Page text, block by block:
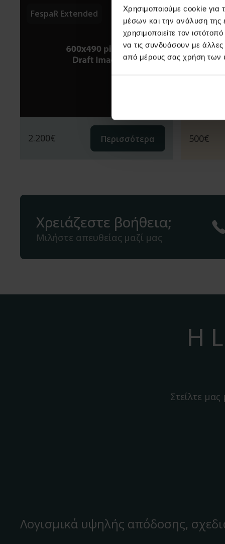
Χρησιμοποιούμε cookie για
μέσων και την ανάλυση της
χρησιμοποιείτε τον
να τις συνδυάσουν με
από μέρους σας χρήση των
FespaR Extended
2.200€ Περισσότερα
3η
500€
Χρειάζεστε βοήθεια;
Μιλήστε απευθείας μαζί μας
Η
Στείλτε
Λογισμικά υψηλής απόδοσης,